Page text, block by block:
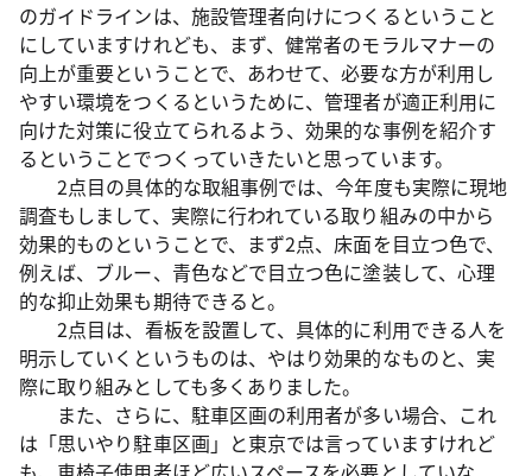
のガイドラインは、施設管理者向けにつくるということ
にしていますけれども、まず、健常者のモラルマナーの
向上が重要ということで、あわせて、必要な方が利用し
やすい環境をつくるというために、管理者が適正利用に
向けた対策に役立てられるよう、効果的な事例を紹介す
るということでつくっていきたいと思っています。
2点目の具体的な取組事例では、今年度も実際に現地
調査もしまして、実際に行われている取り組みの中から
効果的ものということで、まず2点、床面を目立つ色で、
例えば、ブルー、青色などで目立つ色に塗装して、心理
的な抑止効果も期待できると。
2点目は、看板を設置して、具体的に利用できる人を
明示していくというものは、やはり効果的なものと、実
際に取り組みとしても多くありました。
また、さらに、駐車区画の利用者が多い場合、これ
は「思いやり駐車区画」と東京では言っていますけれど